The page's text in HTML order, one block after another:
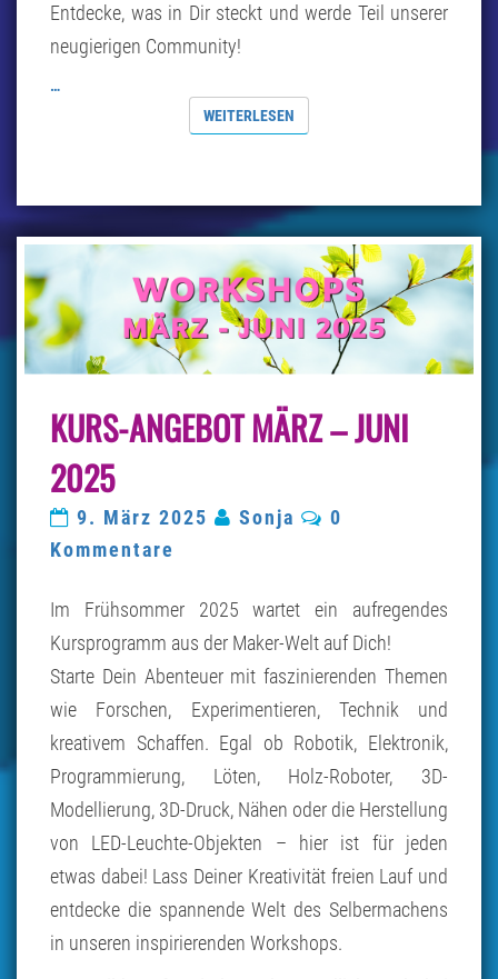
Entdecke, was in Dir steckt und werde Teil unserer
neugierigen Community!
…
WEITERLESEN
ANGEBOT
MÄRZ
KURS-ANGEBOT MÄRZ – JUNI
2025
9. März 2025 Sonja Kommentare
0
Kommentare
Im Frühsommer 2025 wartet ein aufregendes
Kursprogramm aus der Maker-Welt auf Dich!
Starte Dein Abenteuer mit faszinierenden Themen
wie Forschen, Experimentieren, Technik und
kreativem Schaffen. Egal ob Robotik, Elektronik,
Programmierung, Löten, Holz-Roboter, 3D-
Modellierung, 3D-Druck, Nähen oder die Herstellung
von LED-Leuchte-Objekten – hier ist für jeden
etwas dabei! Lass Deiner Kreativität freien Lauf und
entdecke die spannende Welt des Selbermachens
in unseren inspirierenden Workshops.